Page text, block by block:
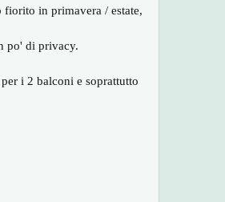
fiorito in primavera / estate,
po' di privacy.
i 2 balconi e soprattutto